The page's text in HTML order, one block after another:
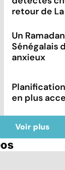
retour de
Un
Sénégalais
anxieux
en plus
Voir plus